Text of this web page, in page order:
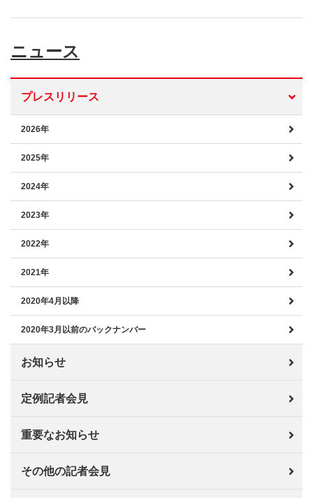
ニュース
プレスリリース
2026年
2025年
2024年
2023年
2022年
2021年
2020年4月以降
2020年3月以前のバックナンバー
お知らせ
定例記者会見
重要なお知らせ
その他の記者会見